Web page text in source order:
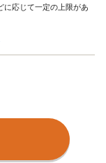
に応じて一定の上限があ